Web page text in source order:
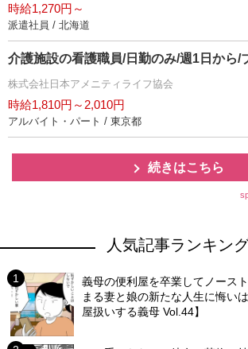
時給1,270円～
派遣社員 / 北海道
介護施設の看護職員/日勤のみ/週1日から/
株式会社日本アメニティライフ協会
時給1,810円～2,010円
アルバイト・パート / 東京都
続きはこちら
人気記事ランキン
義母の便利屋を卒業してノース
まる妻と娘の新たな人生に悔い
屋扱いする義母 Vol.44】